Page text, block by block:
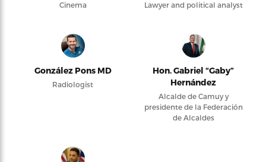
Cinema Lawyer and political analyst
González Pons MD
Radiologist
Hon. Gabriel “Gaby”
Hernández
Alcalde de Camuy y
presidente de la Federación
de Alcaldes